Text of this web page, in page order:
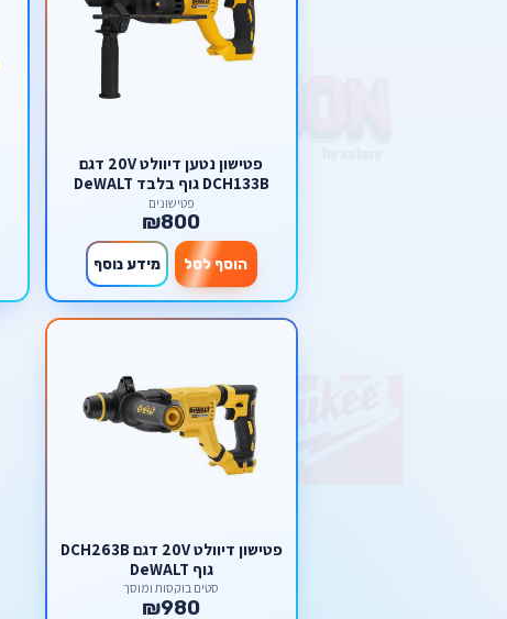
פטישון נטען דיוולט 20V דגם
DCH133B גוף בלבד DeWALT
פטישונים
₪800
הוסף לסל מידע נוסף
פטישון דיוולט 20V דגם DCH263B
גוף DeWALT
סטים בוקסות ומוסך
₪980